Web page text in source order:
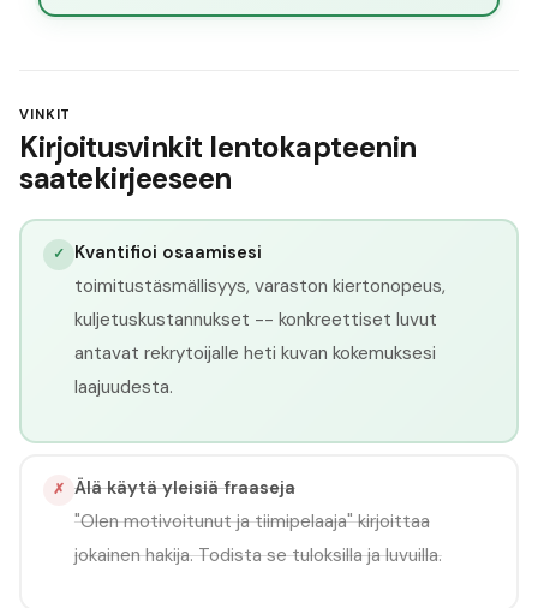
VINKIT
Kirjoitusvinkit lentokapteenin
saatekirjeeseen
✓ Kvantifioi osaamisesi
toimitustäsmällisyys, varaston kiertonopeus,
kuljetuskustannukset -- konkreettiset luvut
antavat rekrytoijalle heti kuvan kokemuksesi
laajuudesta.
✗ Älä käytä yleisiä fraaseja
"Olen motivoitunut ja tiimipelaaja" kirjoittaa
jokainen hakija. Todista se tuloksilla ja luvuilla.